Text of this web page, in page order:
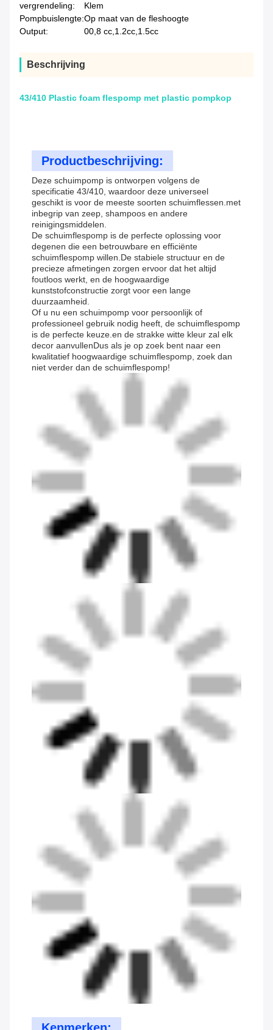
vergrendeling:
Klem
Pompbuislengte:Op maat van de fleshoogte
Output:
00,8 cc,1.2cc,1.5cc
Beschrijving
43/410 Plastic foam flespomp met plastic pompkop
Productbeschrijving:
Deze schuimpomp is ontworpen volgens de
specificatie 43/410, waardoor deze universeel
geschikt is voor de meeste soorten schuimflessen.met
inbegrip van zeep, shampoos en andere
reinigingsmiddelen.
De schuimflespomp is de perfecte oplossing voor
degenen die een betrouwbare en efficiënte
schuimflespomp willen.De stabiele structuur en de
precieze afmetingen zorgen ervoor dat het altijd
foutloos werkt, en de hoogwaardige
kunststofconstructie zorgt voor een lange
duurzaamheid.
Of u nu een schuimpomp voor persoonlijk of
professioneel gebruik nodig heeft, de schuimflespomp
is de perfecte keuze.en de strakke witte kleur zal elk
decor aanvullenDus als je op zoek bent naar een
kwalitatief hoogwaardige schuimflespomp, zoek dan
niet verder dan de schuimflespomp!